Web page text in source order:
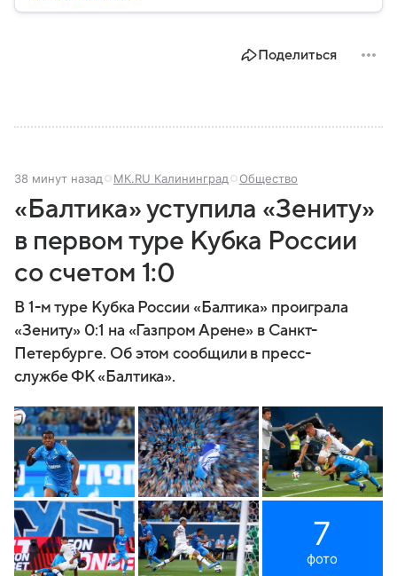
Поделиться
38 минут назад МК.RU Калининград Общество
«Балтика» уступила «Зениту»
в первом туре Кубка России
со счетом 1:0
В 1-м туре Кубка России «Балтика» проиграла
«Зениту» 0:1 на «Газпром Арене» в Санкт-
Петербурге. Об этом сообщили в пресс-
службе ФК «Балтика».
7
фото